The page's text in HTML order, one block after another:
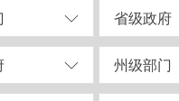
省级政府
州级部门